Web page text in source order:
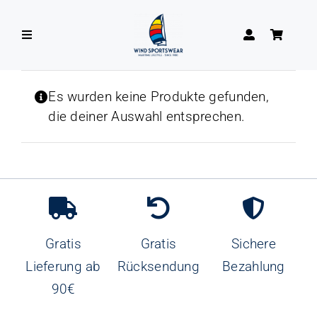
Inhalt
Toggle
Es wurden keine Produkte gefunden,
die deiner Auswahl entsprechen.
Gratis
Lieferung ab
90€
Gratis
Rücksendung
Sichere
Bezahlung